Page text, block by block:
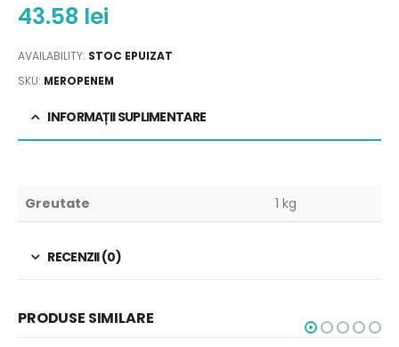
43.58 lei
AVAILABILITY: STOC EPUIZAT
SKU: MEROPENEM
INFORMAȚII SUPLIMENTARE
Greutate 1 kg
RECENZII (0)
PRODUSE SIMILARE